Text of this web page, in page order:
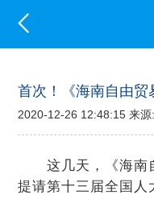
首次！《海南自由贸
2020-12-26 12:48:15 来
这几天，《海南
提请第十三届全国人